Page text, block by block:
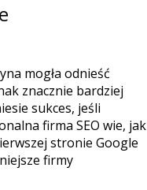
mogła odnieść
znacznie bardziej
sukces, jeśli
firma SEO wie, jak
stronie Google
firmy